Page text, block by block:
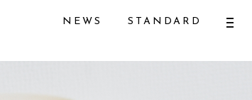
NEWS STANDARD